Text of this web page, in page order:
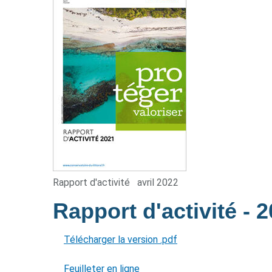
Rapport d'activité avril 2022
Rapport d'activité -
Télécharger la version .pdf
Feuilleter en ligne